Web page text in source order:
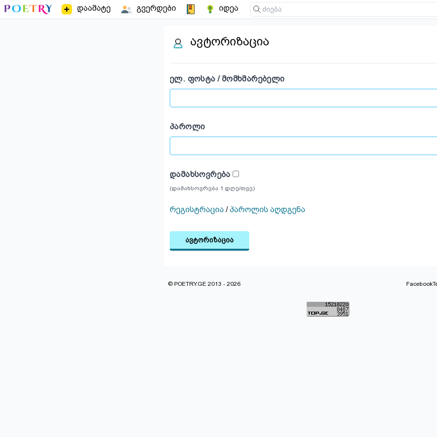
დაამატე გვერდები იდეა
ავტორიზაცია
ᲔᲚ. ᲤᲝᲡᲢᲐ / ᲛᲝᲛᲮᲛᲐᲠᲔᲑᲔᲚᲘ
ᲞᲐᲠᲝᲚᲘ
ᲓᲐᲛᲐᲮᲡᲝᲕᲠᲔᲑᲐ
(დამახსოვრება 1 დღე/თვე)
რეგისტრაცია /პაროლის აღდგენა
ავტორიზაცია
© POETRY.GE 2013 - 2026 Facebook